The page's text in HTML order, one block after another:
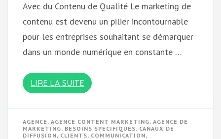
Avec du Contenu de Qualité Le marketing de
contenu est devenu un pilier incontournable
pour les entreprises souhaitant se démarquer
dans un monde numérique en constante …
LIRE LA SUITE
AGENCE , AGENCE CONTENT MARKETING, AGENCE DE
MARKETING, BESOINS SPÉCIFIQUES, CANAUX DE
DIFFUSION, CLIENTS, COMMUNICATION,